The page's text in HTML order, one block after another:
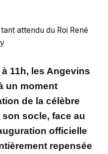
attendu du Roi René
11h, les Angevins
un moment
de la célèbre
socle, face au
officielle
repensée